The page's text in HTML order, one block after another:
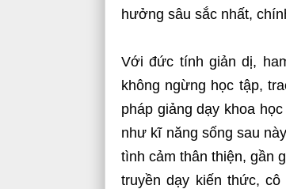
hưởng sâu sắc nhất,
Với đức tính giản dị,
không ngừng học tập,
pháp giảng dạy khoa
như kĩ năng sống sau
tình cảm thân thiện, gần
truyền dạy kiến thức,